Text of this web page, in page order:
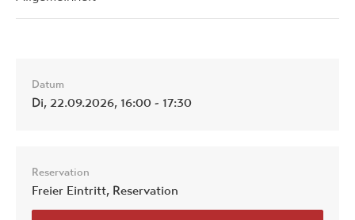
Datum
Di, 22.09.2026, 16:00 - 17:30
Reservation
Freier Eintritt, Reservation